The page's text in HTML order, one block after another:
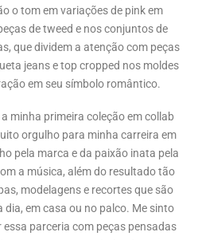
o tom em variações de pink em
de tweed e nos conjuntos de
que dividem a atenção com peças
jeans e top cropped nos moldes
em seu símbolo romântico.
minha primeira coleção em collab
orgulho para minha carreira em
pela marca e da paixão inata pela
a música, além do resultado tão
modelagens e recortes que são
dia, em casa ou no palco. Me sinto
parceria com peças pensadas